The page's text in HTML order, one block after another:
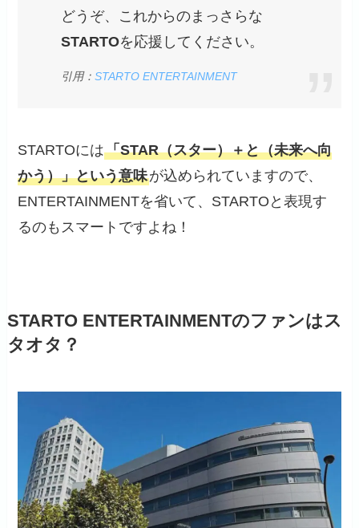
どうぞ、これからのまっさらな
STARTOを応援してください。
引用：STARTO ENTERTAINMENT
STARTOには「STAR（スター）＋と（未来へ向
かう）」という意味が込められていますので、
ENTERTAINMENTを省いて、STARTOと表現す
るのもスマートですよね！
STARTO ENTERTAINMENTのファンはス
タオタ？